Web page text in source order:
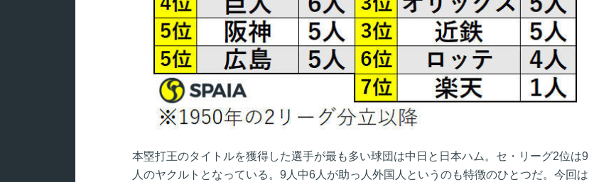
本塁打王のタイトルを獲得した選手が最も多い球団は中日と日本ハム。セ・リーグ2位は9
人のヤクルトとなっている。9人中6人が助っ人外国人というのも特徴のひとつだ。今回は